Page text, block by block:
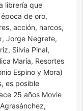
librería que
de oro,
acción, narcos,
Jorge Negrete,
Silvia Pinal,
María, Resortes
Espino y Mora)
es posible
25 años Movie